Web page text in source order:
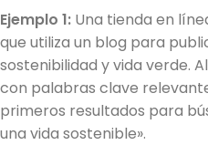
Ejemplo 1: Una tienda en
que utiliza un blog para
sostenibilidad y vida verde.
con palabras clave
primeros resultados para
una vida sostenible».